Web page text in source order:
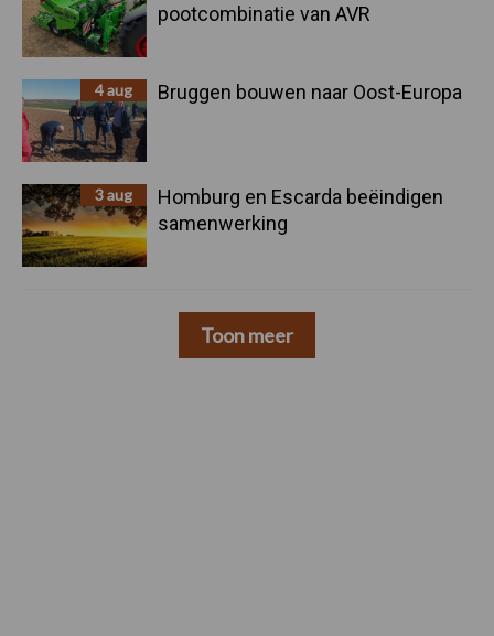
pootcombinatie van AVR
4 aug Bruggen bouwen naar Oost-Europa
3 aug
Homburg en Escarda beëindigen
samenwerking
Toon meer